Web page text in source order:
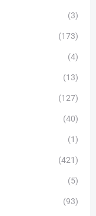
(3)
(173)
(4)
(13)
(127)
(40)
(1)
(421)
(5)
(93)